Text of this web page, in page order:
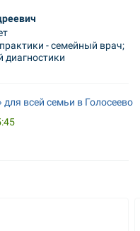
- семейный врач;
диагностики
всей семьи в Голосеево